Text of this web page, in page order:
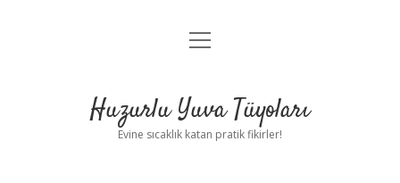
Anasayfa
Yasal Uyarı
menüyü
Huzurlu Yuva Tüyoları
Evine sıcaklık katan pratik fikirler!